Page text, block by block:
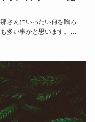
さんにいったい何を贈ろ
多い事かと思います。限